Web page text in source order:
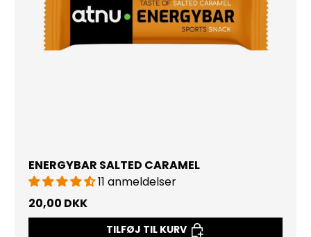
ENERGYBAR SALTED CARAMEL
11 anmeldelser
20,00 DKK
TILFØJ TIL KURV